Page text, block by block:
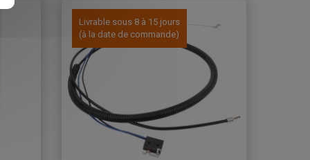
Livrable sous 8 à 15 jours
(à la date de commande)